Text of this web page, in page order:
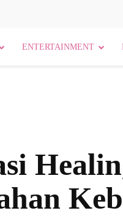
ENTERTAINMENT